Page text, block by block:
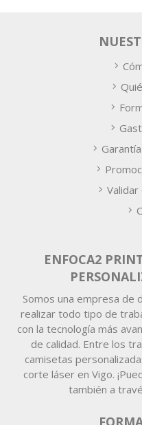
ENFOCA2
Somos una empresa de
realizar todo tipo de
con la tecnología más
de calidad. Entre los
camisetas
corte láser en Vigo.
también a